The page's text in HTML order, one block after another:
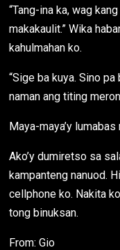
“Tang-ina ka, wag
makakaulit.” Wika
kahulmahan ko.
“Sige ba kuya. Sino
naman ang titing
Maya-maya’y lumabas
Ako’y dumiretso sa
kampanteng nanuod.
cellphone ko. Nakita
tong binuksan.
From: Gio